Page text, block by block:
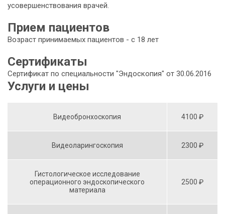
усовершенствования врачей.
Прием пациентов
Возраст принимаемых пациентов - с 18 лет
Сертификаты
Сертификат по специальности "Эндоскопия" от 30.06.2016
Услуги и цены
Видеобронхоскопия 4100 ₽
Видеоларингоскопия 2300 ₽
Гистологическое исследование
операционного эндоскопического
материала
2500 ₽